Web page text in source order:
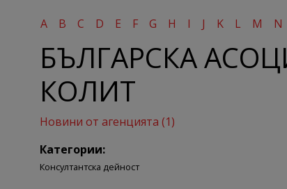
A B C D E F G H I J K L M N
БЪЛГАРСКА
КОЛИТ
Новини от агенцията (1)
Категории:
Консултантска дейност